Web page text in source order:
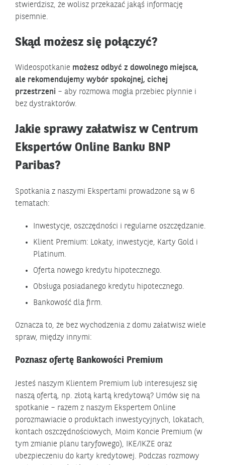
stwierdzisz, że wolisz przekazać jakąś informację
pisemnie.
Skąd możesz się połączyć?
Wideospotkanie możesz odbyć z dowolnego miejsca,
ale rekomendujemy wybór spokojnej, cichej
przestrzeni – aby rozmowa mogła przebiec płynnie i
bez dystraktorów.
Jakie sprawy załatwisz w Centrum
Ekspertów Online Banku BNP
Paribas?
Spotkania z naszymi Ekspertami prowadzone są w 6
tematach:
Inwestycje, oszczędności i regularne oszczędzanie.
Klient Premium: Lokaty, inwestycje, Karty Gold i
Platinum.
Oferta nowego kredytu hipotecznego.
Obsługa posiadanego kredytu hipotecznego.
Bankowość dla firm.
Oznacza to, że bez wychodzenia z domu załatwisz wiele
spraw, między innymi:
Poznasz ofertę Bankowości Premium
Jesteś naszym Klientem Premium lub interesujesz się
naszą ofertą, np. złotą kartą kredytową? Umów się na
spotkanie – razem z naszym Ekspertem Online
porozmawiacie o produktach inwestycyjnych, lokatach,
kontach oszczędnościowych, Moim Koncie Premium (w
tym zmianie planu taryfowego), IKE/IKZE oraz
ubezpieczeniu do karty kredytowej. Podczas rozmowy